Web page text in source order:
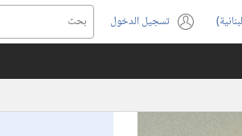
تسجيل الدخول
(يفتح
نافذة